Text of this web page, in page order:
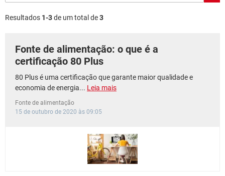
INSTAGRAM GMAIL
GUIA DE COMPRAS
OUTLOOK
GUIA DE COMPRAS
JOGOS WHATSAPP
CELULAR
INSTAGRAM GMAIL
GUIA DE COMPRAS
CELULAR FACEBOOK
OUTLOOK
INSTAGRAM GMAIL
WHATSAPP
CELULAR FACEBOOK
OUTLOOK
INSTAGRAM
Resultados 1-3de um total de3
Fonte de alimentação: o que é a
certificação 80 Plus
80 Plus é uma certificação que garante maior qualidade e
economia de energia... Leia mais
Fonte de alimentação
15 de outubro de 2020 às 09:05